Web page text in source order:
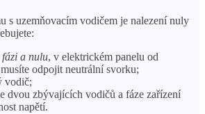
s uzemňovacím vodičem je nalezení nuly
a nulu, v elektrickém panelu od
odpojit neutrální svorku;
vodič;
dvou zbývajících vodičů a fáze zařízení
napětí.